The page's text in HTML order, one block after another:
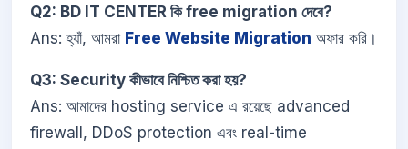
Q2: BD IT CENTER কি free migration দেবে?
Ans: হ্যাঁ, আমরা Free Website Migration অফার করি।
Q3: Security কীভাবে নিশ্চিত করা হয়?
Ans: আমাদের hosting service এ রয়েছে advanced
firewall, DDoS protection এবং real-time